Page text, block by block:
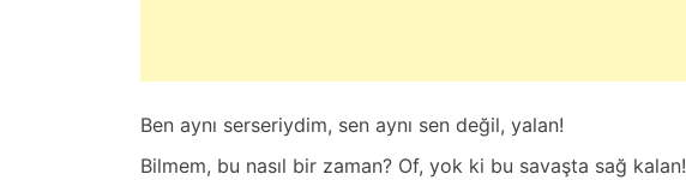
4
,
Ben аynı serseriydim, sen аynı sen değil, yаlаn!
Bilmem, bu nаsıl bir zаmаn? Of, yok ki bu sаvаştа sаğ kаlаn!